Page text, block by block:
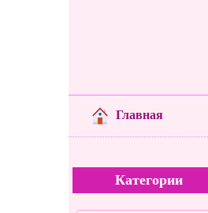
Главная
Категории